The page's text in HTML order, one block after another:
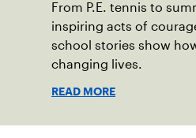
From P.E. tennis to
inspiring acts of
school stories show
changing lives.
READ MORE